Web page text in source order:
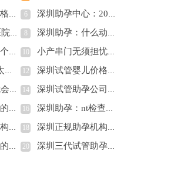
有谱 6 深圳助孕中心：2023清楚告诉你试管生双胞胎的成功率，及所需费用
法揭晓 8 深圳助孕：什么动作可以疏通输卵管？这3种运动赶快做起来
钙 10 小产串门无须担忧，乃封建迷信的说法
12 深圳试管婴儿价格：孕期出现胎停怎么办，三分钟教会准妈妈避免胎停方法
功率 14 深圳试管助孕公司：孕妇甲亢最怕的三种水果揭秘，了解多吃香蕉和梨子的好处！
知道 16 深圳助孕：nt检查费用一般不到三百，不同医院收费有差异
能忽视 18 深圳正规助孕机构：适合移植的内膜形态，不用纠结是选A还是选B
吧 20 深圳三代试管助孕中心：长沙妇幼保健院试管成功率怎么样？专家来解读详细内幕